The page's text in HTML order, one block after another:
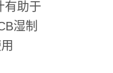
有助于
湿制